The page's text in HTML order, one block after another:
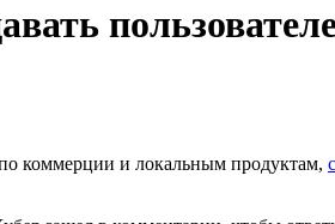
коммерции и локальным продуктам,